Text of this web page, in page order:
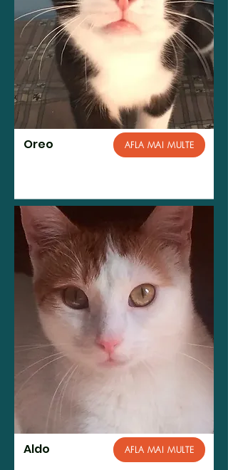
Oreo AFLA MAI MULTE
Aldo AFLA MAI MULTE